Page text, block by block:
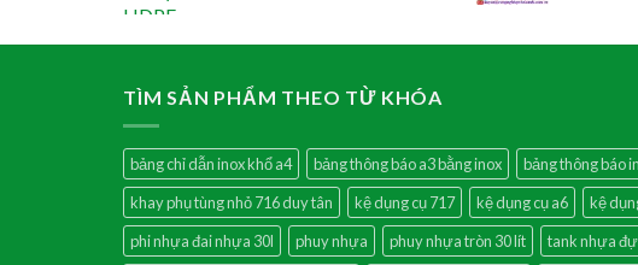
TÌM SẢN PHẨM THEO TỪ KHÓA
bảng chỉ dẫn inox khổ a4 bảng thông báo a3 bằng inox bảng thông báo
khay phụ tùng nhỏ 716 duy tân
kệ dụng cụ 717 kệ dụng cụ a6 kệ
phi nhựa đai nhựa 30l
phuy nhựa phuy nhựa tròn 30 lít tank nhựa